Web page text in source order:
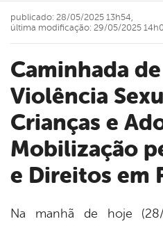
Caminhada de Combate à
Violência
Crianças e
Mobilização
e Direitos em
publicado: 28/05/2025 13h54,
última modificação: 29/05/2025
Na manhã de hoje